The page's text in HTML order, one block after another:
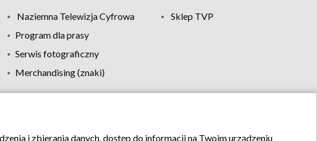
Naziemna Telewizja Cyfrowa
Sklep TVP
Program dla prasy
Serwis fotograficzny
Merchandising (znaki)
Biuro reklamy Kontakt
i zbierania danych, dostęp do informacji na Twoim urządzeniu